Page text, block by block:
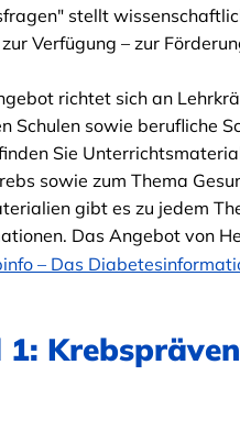
stellt
Verfügung – zur
richtet sich an
Schulen sowie berufliche
Sie
sowie zum Thema
gibt es zu jedem
Das Angebot von
– Das
1: